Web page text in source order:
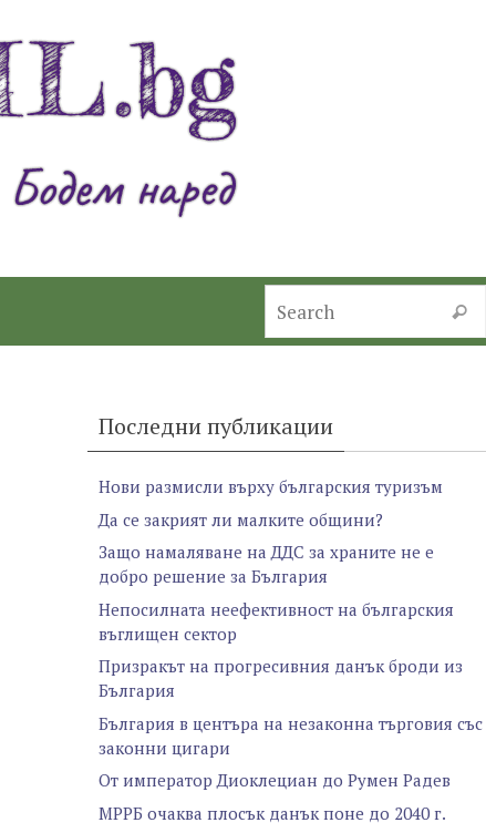
Последни публикации
Нови размисли върху българския туризъм
Да се закрият ли малките общини?
Защо намаляване на ДДС за храните не е
добро решение за България
Непосилната неефективност на българския
въглищен сектор
Призракът на прогресивния данък броди из
България
България в центъра на незаконна търговия със
законни цигари
От император Диоклециан до Румен Радев
МРРБ очаква плосък данък поне до 2040 г.